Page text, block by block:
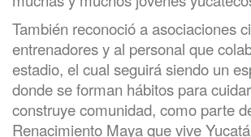
También reconoció a asociaciones
entrenadores y al personal que
estadio, el cual seguirá siendo un
donde se forman hábitos para
construye comunidad, como parte
Renacimiento Maya que vive